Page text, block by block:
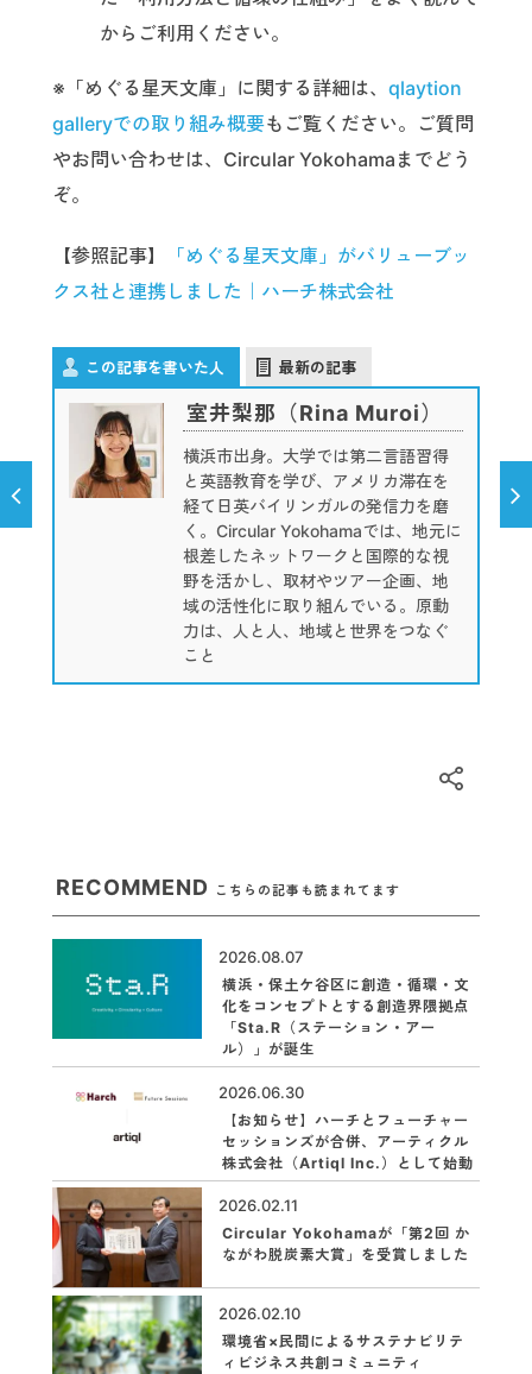
からご利用ください。
※「めぐる星天文庫」に関する詳細は、 qlaytion
galleryでの取り組み概要もご覧ください。ご質問
やお問い合わせは、Circular Yokohamaまでどう
ぞ。
【参照記事】
「めぐる星天文庫」がバリューブッ
クス社と連携しました｜ハーチ株式会社
この記事を書いた人 最新の記事
室井梨那（Rina Muroi）
横浜市出身。大学では第二言語習得
と英語教育を学び、アメリカ滞在を
経て日英バイリンガルの発信力を磨
く。Circular Yokohamaでは、地元に
根差したネットワークと国際的な視
野を活かし、取材やツアー企画、地
域の活性化に取り組んでいる。原動
力は、人と人、地域と世界をつなぐ
こと
RECOMMEND こちらの記事も読まれてます
2026.08.07
横浜・保土ケ谷区に創造・循環・文
化をコンセプトとする創造界隈拠点
「Sta.R（ステーション・アー
ル）」が誕生
2026.06.30
【お知らせ】ハーチとフューチャー
セッションズが合併、アーティクル
株式会社（Artiql Inc.）として始動
2026.02.11
Circular Yokohamaが「第2回 か
ながわ脱炭素大賞」を受賞しました
2026.02.10
環境省×民間によるサステナビリテ
ィビジネス共創コミュニティ